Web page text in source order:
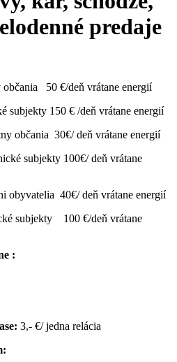
predaje
občania 50 €/deň vrátane energií
subjekty 150 € /deň vrátane energií
občania 30€/ deň vrátane energií
subjekty 100€/ deň vrátane
obyvatelia 40€/ deň vrátane energií
subjekty 100 €/deň vrátane
:
osôb
3,- €/ jedna relácia